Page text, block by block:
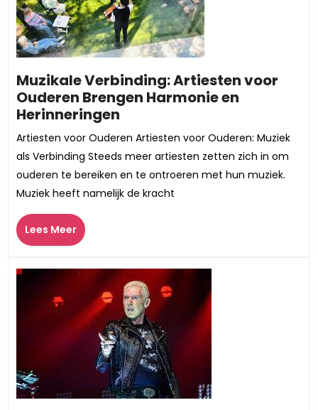
Muzikale Verbinding: Artiesten voor
Ouderen Brengen Harmonie en
Herinneringen
Verbinding:
Artiesten
voor
Ouderen
Brengen
Artiesten voor Ouderen Artiesten voor Ouderen: Muziek
als Verbinding Steeds meer artiesten zetten zich in om
ouderen te bereiken en te ontroeren met hun muziek.
Muziek heeft namelijk de kracht
Lees MeerLees
Meer